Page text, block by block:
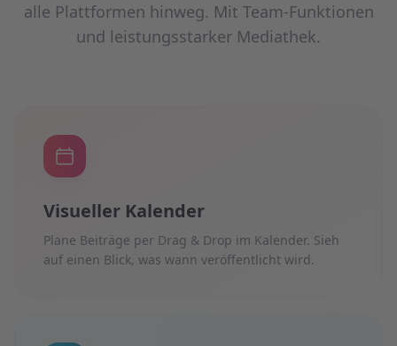
alle Plattformen hinweg. Mit Team-Funktionen
und leistungsstarker Mediathek.
Visueller Kalender
Plane Beiträge per Drag & Drop im Kalender. Sieh
auf einen Blick, was wann veröffentlicht wird.